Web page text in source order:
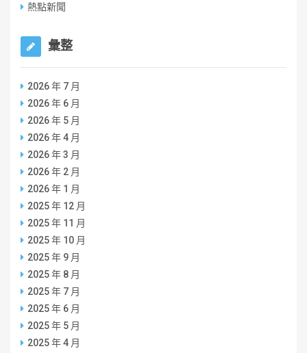
熱點新聞
彙整
2026 年 7 月
2026 年 6 月
2026 年 5 月
2026 年 4 月
2026 年 3 月
2026 年 2 月
2026 年 1 月
2025 年 12 月
2025 年 11 月
2025 年 10 月
2025 年 9 月
2025 年 8 月
2025 年 7 月
2025 年 6 月
2025 年 5 月
2025 年 4 月